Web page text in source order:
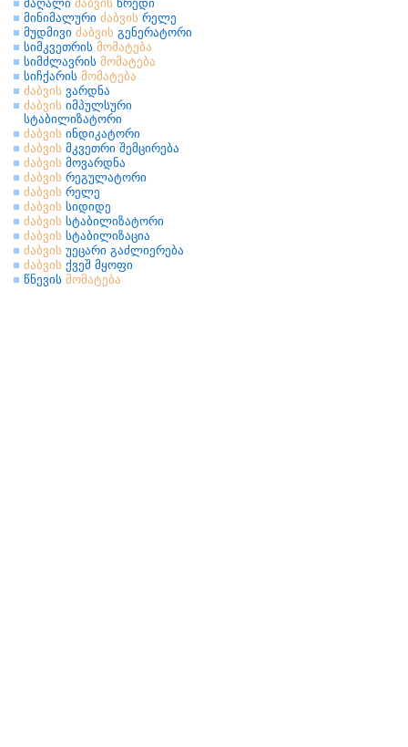
მაღალი ძაბვის წრედი
მინიმალური ძაბვის რელე
მუდმივი ძაბვის გენერატორი
სიმკვეთრის მომატება
სიმძლავრის მომატება
სიჩქარის მომატება
ძაბვის ვარდნა
ძაბვის იმპულსური
სტაბილიზატორი
ძაბვის ინდიკატორი
ძაბვის მკვეთრი შემცირება
ძაბვის მოვარდნა
ძაბვის რეგულატორი
ძაბვის რელე
ძაბვის სიდიდე
ძაბვის სტაბილიზატორი
ძაბვის სტაბილიზაცია
ძაბვის უეცარი გაძლიერება
ძაბვის ქვეშ მყოფი
წნევის მომატება